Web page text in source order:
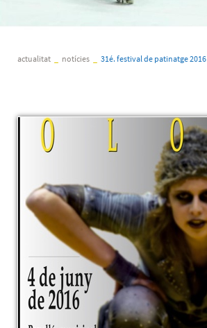
actualitat notícies 31é. festival de patinatge 2016